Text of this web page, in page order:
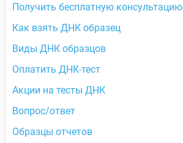
Получить бесплатную консультацию
Как взять ДНК образец
Виды ДНК образцов
Оплатить ДНК-тест
Акции на тесты ДНК
Вопрос/ответ
Образцы отчетов